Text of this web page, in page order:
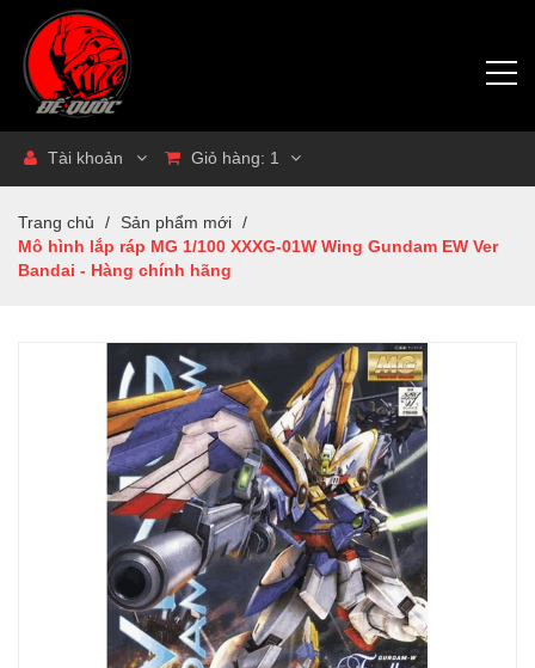
Tài khoản Giỏ hàng: 1
Trang chủ / Sản phẩm mới /
Mô hình lắp ráp MG 1/100 XXXG-01W Wing Gundam EW Ver
Bandai - Hàng chính hãng